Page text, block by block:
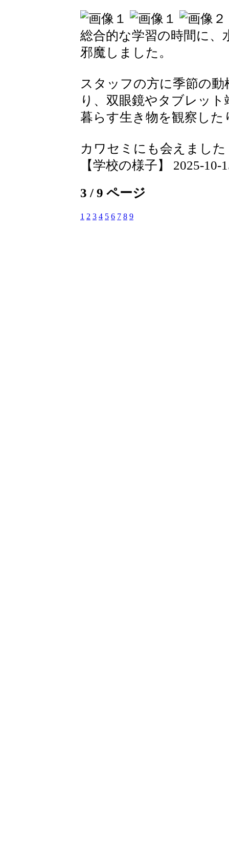
総合的な学習の時間に
邪魔しました。
スタッフの方に季節の
り、双眼鏡やタブレッ
暮らす生き物を観察した
カワセミにも会えました
【学校の様子】 2025-10-
3 / 9 ページ
1 2 3 4 5 6 7 8 9